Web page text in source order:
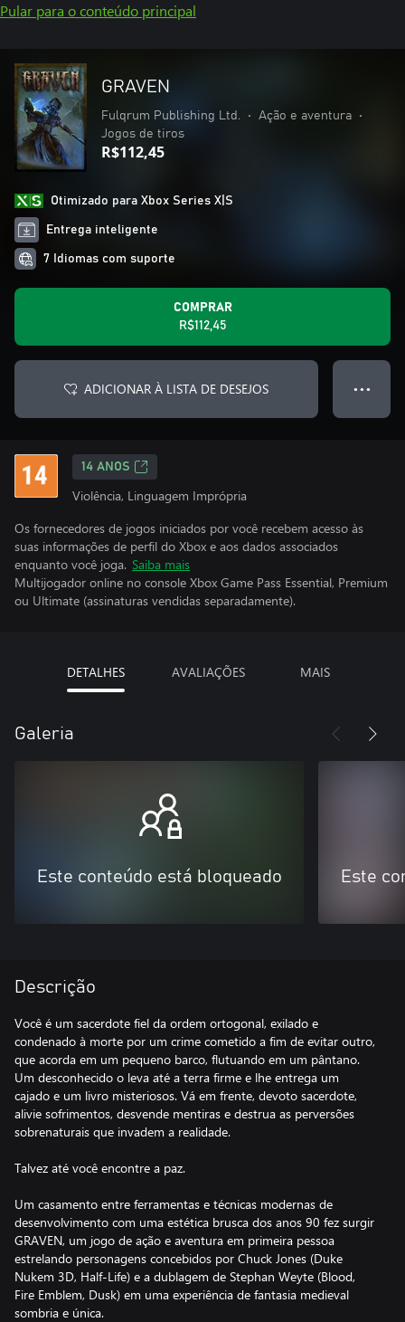
Pular para o conteúdo principal
GRAVEN
Fulqrum Publishing Ltd. • Ação e aventura
•
Jogos de tiros
R$112,45
Otimizado para Xbox Series X|S
Entrega inteligente
7 Idiomas com suporte
COMPRAR
R$112,45
ADICIONAR À LISTA DE DESEJOS ● ● ●
14 ANOS
Violência, Linguagem Imprópria
Os fornecedores de jogos iniciados por você recebem acesso às
suas informações de perfil do Xbox e aos dados associados
enquanto você joga. Saiba mais
Multijogador online no console Xbox Game Pass Essential, Premium
ou Ultimate (assinaturas vendidas separadamente).
DETALHES AVALIAÇÕES MAIS
Galeria
Este conteúdo está bloqueado Este
Descrição
Você é um sacerdote fiel da ordem ortogonal, exilado e
condenado à morte por um crime cometido a fim de evitar outro,
que acorda em um pequeno barco, flutuando em um pântano.
Um desconhecido o leva até a terra firme e lhe entrega um
cajado e um livro misteriosos. Vá em frente, devoto sacerdote,
alivie sofrimentos, desvende mentiras e destrua as perversões
sobrenaturais que invadem a realidade.
Talvez até você encontre a paz.
Um casamento entre ferramentas e técnicas modernas de
desenvolvimento com uma estética brusca dos anos 90 fez surgir
GRAVEN, um jogo de ação e aventura em primeira pessoa
estrelando personagens concebidos por Chuck Jones (Duke
Nukem 3D, Half-Life) e a dublagem de Stephan Weyte (Blood,
Fire Emblem, Dusk) em uma experiência de fantasia medieval
sombria e única.